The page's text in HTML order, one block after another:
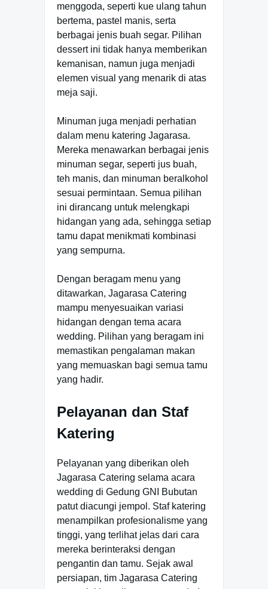
menggoda, seperti kue ulang tahun
bertema, pastel manis, serta
berbagai jenis buah segar. Pilihan
dessert ini tidak hanya memberikan
kemanisan, namun juga menjadi
elemen visual yang menarik di atas
meja saji.
Minuman juga menjadi perhatian
dalam menu katering Jagarasa.
Mereka menawarkan berbagai jenis
minuman segar, seperti jus buah,
teh manis, dan minuman beralkohol
sesuai permintaan. Semua pilihan
ini dirancang untuk melengkapi
hidangan yang ada, sehingga setiap
tamu dapat menikmati kombinasi
yang sempurna.
Dengan beragam menu yang
ditawarkan, Jagarasa Catering
mampu menyesuaikan variasi
hidangan dengan tema acara
wedding. Pilihan yang beragam ini
memastikan pengalaman makan
yang memuaskan bagi semua tamu
yang hadir.
Pelayanan dan Staf
Katering
Pelayanan yang diberikan oleh
Jagarasa Catering selama acara
wedding di Gedung GNI Bubutan
patut diacungi jempol. Staf katering
menampilkan profesionalisme yang
tinggi, yang terlihat jelas dari cara
mereka berinteraksi dengan
pengantin dan tamu. Sejak awal
persiapan, tim Jagarasa Catering